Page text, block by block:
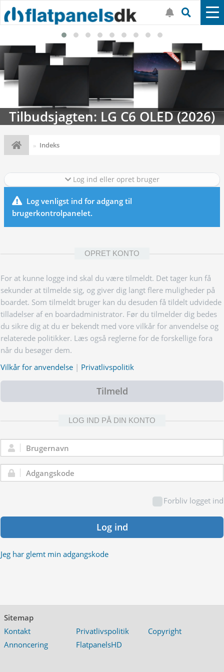
Tilbudsjagten: LG C6 OLED (2026)
Indeks
Log ind eller opret bruger
Log venligst ind for adgang til
brugerkontrolpanelet.
OPRET KONTO
For at kunne logge ind skal du være tilmeldt. Det tager kun få
sekunder at tilmelde sig, og giver dig langt flere muligheder på
boardet. Som tilmeldt bruger kan du desuden få tildelt udvidede
tilladelser af en boardadministrator. Før du tilmelder dig bedes
du sikre dig at du er bekendt med vore vilkår for anvendelse og
relaterede politikker. Læs også reglerne for de forskellige fora
når du besøger dem.
Vilkår for anvendelse | Privatlivspolitik
Tilmeld
LOG IND PÅ DIN KONTO
Brugernavn:
Adgangskode:
Forbliv logget ind
Log ind
Jeg har glemt min adgangskode
Sitemap
Kontakt
Privatlivspolitik
Copyright
Annoncering
FlatpanelsHD